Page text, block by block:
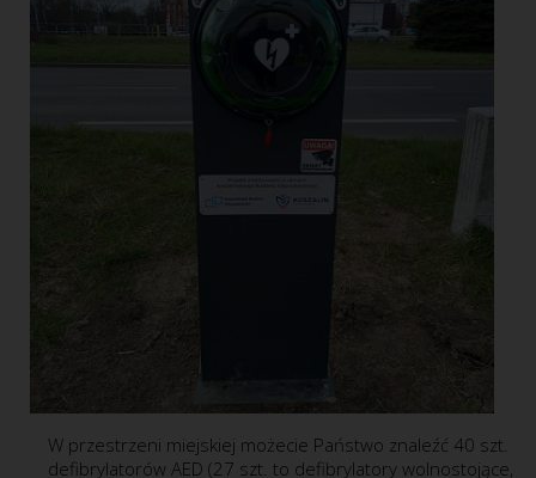
W przestrzeni miejskiej możecie Państwo znaleźć 40 szt.
defibrylatorów AED (27 szt. to defibrylatory wolnostojące,